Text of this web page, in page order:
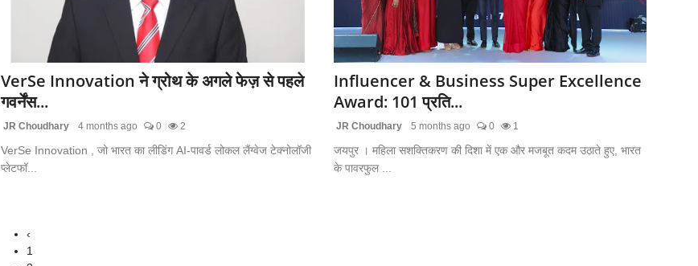
VerSe Innovation ने ग्रोथ के अगले फेज़ से पहले
गवर्नेंस...
JR Choudhary 4 months ago 0 2
VerSe Innovation , जो भारत का लीडिंग AI-पावर्ड लोकल लैंग्वेज टेक्नोलॉजी
प्लेटफॉ...
Influencer & Business Super Excellence
Award: 101 प्रति...
JR Choudhary 5 months ago 0 1
जयपुर । महिला सशक्तिकरण की दिशा में एक और मजबूत कदम उठाते हुए, भारत
के पावरफुल ...
‹
1